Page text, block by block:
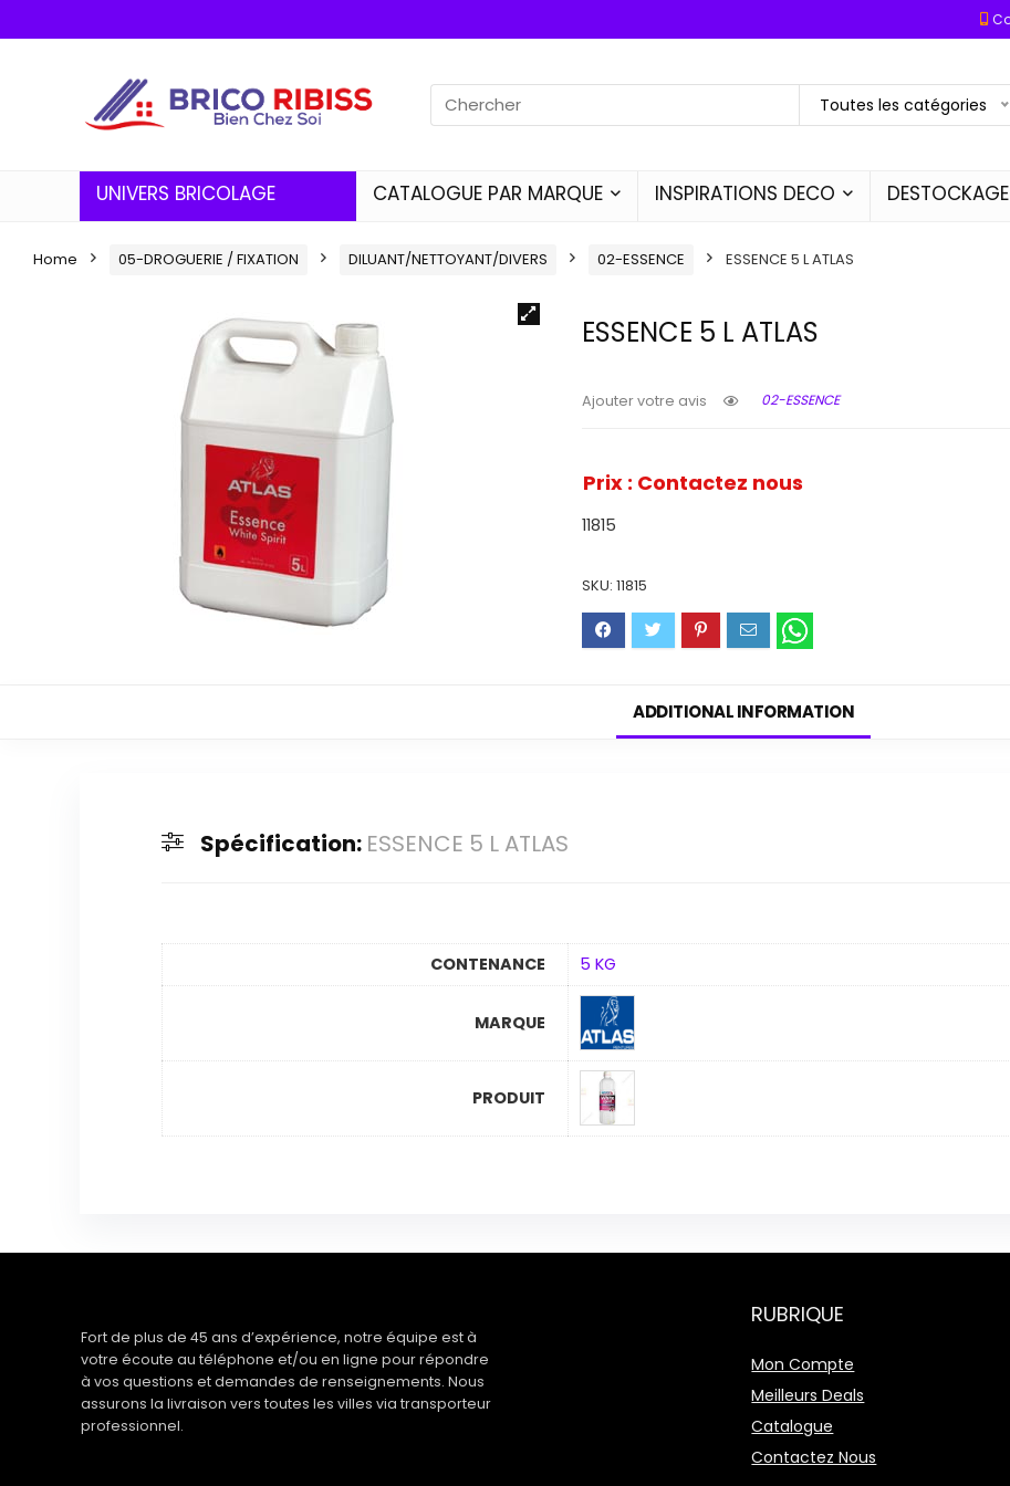
Toutes les catégories
UNIVERS BRICOLAGE CATALOGUE PAR MARQUE INSPIRATIONS DECO DESTOCKAGE
Home 05-DROGUERIE / FIXATION DILUANT/NETTOYANT/DIVERS 02-ESSENCE ESSENCE 5 L ATLAS
ESSENCE 5 L ATLAS
Ajouter votre avis 02-ESSENCE
Prix : Contactez nous
11815
SKU:11815
ADDITIONAL INFORMATION
Spécification: ESSENCE 5 L ATLAS
CONTENANCE 5 KG
MARQUE
PRODUIT
Fort de plus de 45 ans d’expérience, notre équipe est à
votre écoute au téléphone et/ou en ligne pour répondre
à vos questions et demandes de renseignements. Nous
assurons la livraison vers toutes les villes via transporteur
professionnel.
RUBRIQUE
Mon Compte
Meilleurs Deals
Catalogue
Contactez Nous